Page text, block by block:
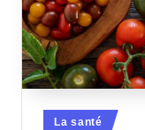
Posted
La santé